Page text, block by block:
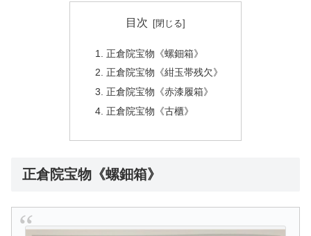
目次
正倉院宝物《螺鈿箱》
正倉院宝物《紺玉帯残欠》
正倉院宝物《赤漆履箱》
正倉院宝物《古櫃》
正倉院宝物《螺鈿箱》